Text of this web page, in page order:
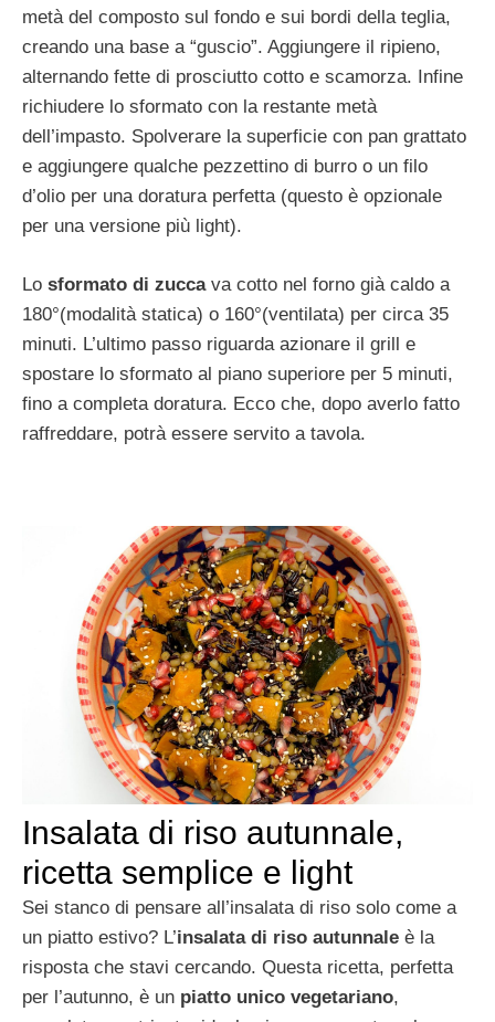
metà del composto sul fondo e sui bordi della teglia,
creando una base a “guscio”. Aggiungere il ripieno,
alternando fette di prosciutto cotto e scamorza. Infine
richiudere lo sformato con la restante metà
dell’impasto. Spolverare la superficie con pan grattato
e aggiungere qualche pezzettino di burro o un filo
d’olio per una doratura perfetta (questo è opzionale
per una versione più light).
Lo sformato di zuccava cotto nel forno già caldo a
180°(modalità statica) o 160°(ventilata) per circa 35
minuti. L’ultimo passo riguarda azionare il grill e
spostare lo sformato al piano superiore per 5 minuti,
fino a completa doratura. Ecco che, dopo averlo fatto
raffreddare, potrà essere servito a tavola.
Insalata di riso autunnale,
ricetta semplice e light
Sei stanco di pensare all’insalata di riso solo come a
un piatto estivo? L’insalata di riso autunnale è la
risposta che stavi cercando. Questa ricetta, perfetta
per l’autunno, è un piatto unico vegetariano,